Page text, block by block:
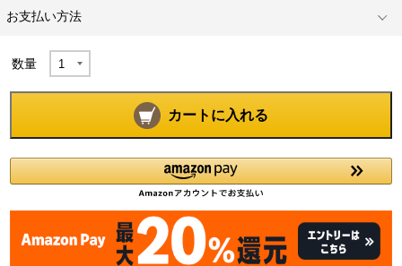
お支払い方法
数量
カートに入れる